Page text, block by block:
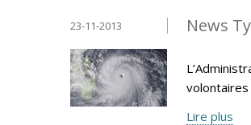
News
23-11-2013
volontaires
Lire plus